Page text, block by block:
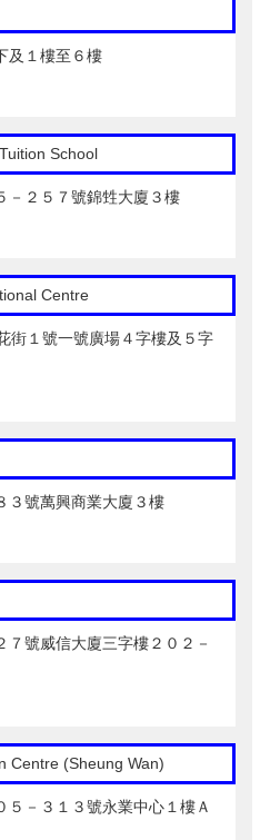
及１樓至６樓
School
－２５７號錦甡大廈３樓
Centre
街１號一號廣場４字樓及５字
３號萬興商業大廈３樓
７號威信大廈三字樓２０２－
Centre (Sheung Wan)
５－３１３號永業中心１樓Ａ